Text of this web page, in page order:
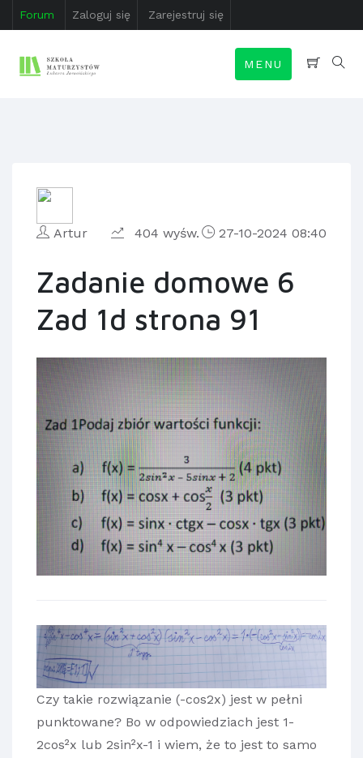
Forum Zaloguj się Zarejestruj się
MENU
Artur 404 wyśw. 27-10-2024 08:40
Zadanie domowe 6
Zad 1d strona 91
Czy takie rozwiązanie (-cos2x) jest w pełni
punktowane? Bo w odpowiedziach jest 1-
2cos²x lub 2sin²x-1 i wiem, że to jest to samo